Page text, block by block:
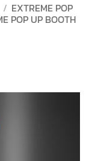
/ EXTREME POP
POP UP BOOTH